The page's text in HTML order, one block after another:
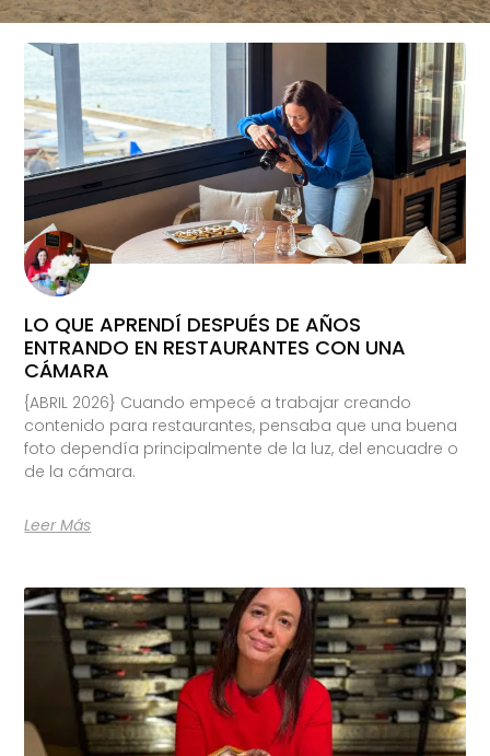
LO QUE APRENDÍ DESPUÉS DE AÑOS
ENTRANDO EN RESTAURANTES CON UNA
CÁMARA
{ABRIL 2026} Cuando empecé a trabajar creando
contenido para restaurantes, pensaba que una buena
foto dependía principalmente de la luz, del encuadre o
de la cámara.
Leer Más